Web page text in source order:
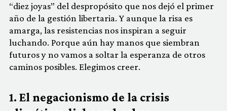
“diez joyas” del despropósito que nos dejó el primer
año de la gestión libertaria. Y aunque la risa es
amarga, las resistencias nos inspiran a seguir
luchando. Porque aún hay manos que siembran
futuros y no vamos a soltar la esperanza de otros
caminos posibles. Elegimos creer.
1. El negacionismo de la crisis